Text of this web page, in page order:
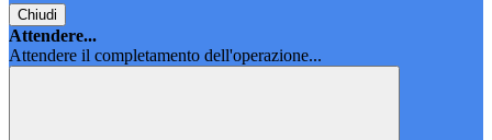
Chiudi
Attendere...
Attendere il completamento dell'operazione...